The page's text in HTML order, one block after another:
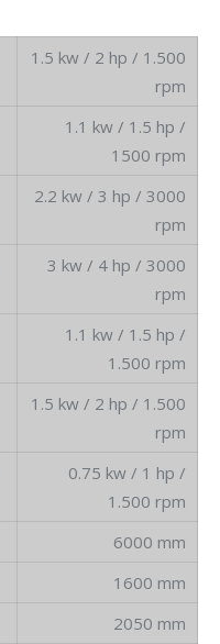
1.5 kw / 2 hp / 1.500
rpm
1.1 kw / 1.5 hp /
1500 rpm
2.2 kw / 3 hp / 3000
rpm
3 kw / 4 hp / 3000
rpm
1.1 kw / 1.5 hp /
1.500 rpm
1.5 kw / 2 hp / 1.500
rpm
0.75 kw / 1 hp /
1.500 rpm
6000 mm
1600 mm
2050 mm